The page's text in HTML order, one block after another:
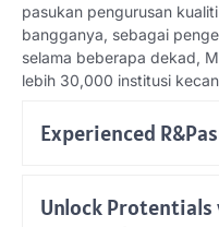
pasukan pengurusan
bangganya, sebagai
selama beberapa dekad,
lebih 30,000 institusi
Experienced R
Unlock Protentials